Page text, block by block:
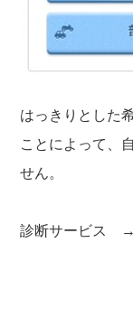
はっきりとした
ことによって、
せん。
診断サービ